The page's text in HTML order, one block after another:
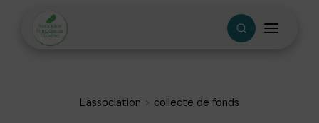
L'association collecte de fonds